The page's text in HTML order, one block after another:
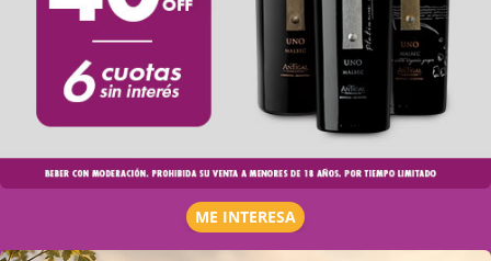
ME INTERESA